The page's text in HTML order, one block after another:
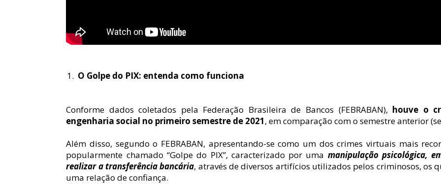
O Golpe do PIX: entenda como funciona
Conforme dados coletados pela Federação Brasileira de Bancos (FEBRABAN), houve o
engenharia social no primeiro semestre de 2021, em comparação com o semestre anterior
Além disso, segundo o FEBRABAN, apresentando-se como um dos crimes virtuais mais
popularmente chamado “Golpe do PIX”, caracterizado por uma manipulação psicológica,
realizar a transferência bancária, através de diversos artifícios utilizados pelos criminosos, os
uma relação de confiança.